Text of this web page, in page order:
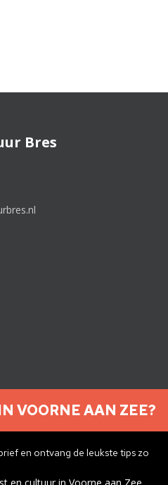
Bres
VOORNE AAN ZEE?
en ontvang de leukste tips zo